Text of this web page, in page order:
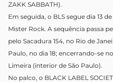
ZAKK SABBATH).
Em seguida, o BLS segue dia 13
Mister Rock. A sequência passa
pelo Sacadura 154, no Rio de
Paulo, no dia 18; encerrando-se
Limeira (interior de São Paulo).
No palco, o BLACK LABEL